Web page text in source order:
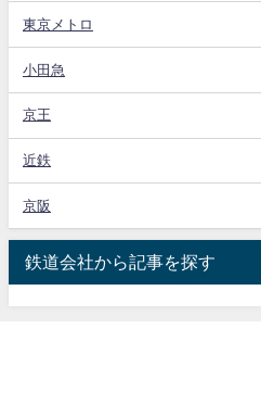
東京メトロ
小田急
京王
近鉄
京阪
鉄道会社から記事を探す